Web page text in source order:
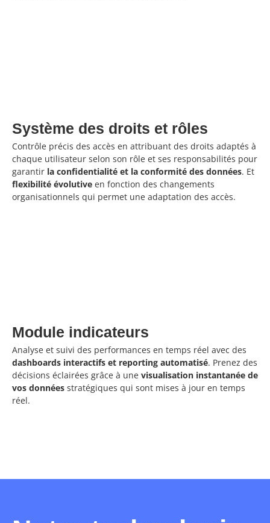
Système des droits et rôles
Contrôle précis des accès en attribuant des droits adaptés à
chaque utilisateur selon son rôle et ses responsabilités pour
garantir la confidentialité et la conformité des données. Et
flexibilité évolutive en fonction des changements
organisationnels qui permet une adaptation des accès.
Module indicateurs
Analyse et suivi des performances en temps réel avec des
dashboards interactifs et reporting automatisé. Prenez des
décisions éclairées grâce à une visualisation instantanée de
vos données stratégiques qui sont mises à jour en temps
réel.